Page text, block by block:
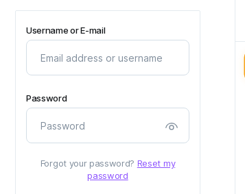
Username or E-mail
Password
Forgot your password? Reset my
password